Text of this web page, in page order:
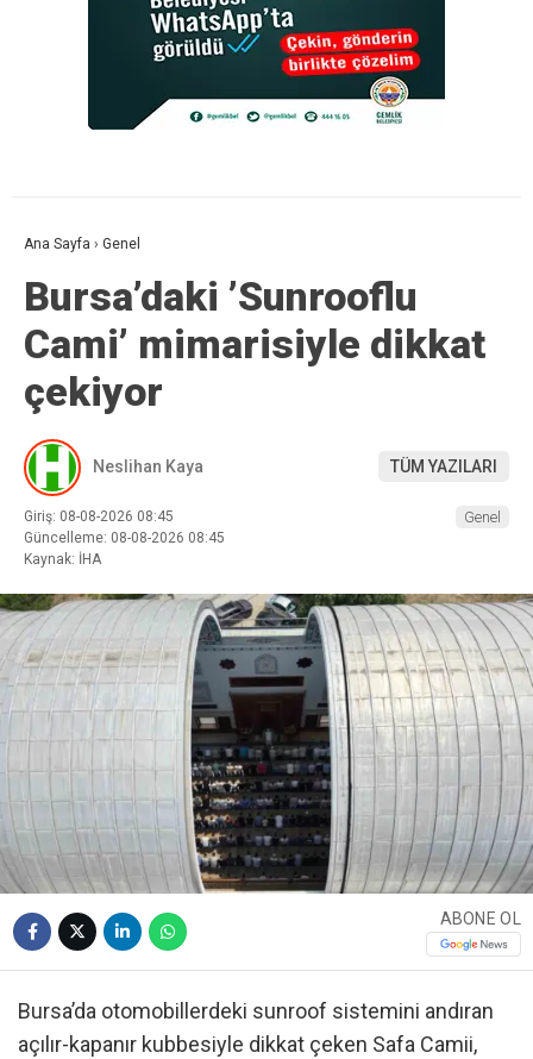
Ana Sayfa › Genel
Bursa’daki ’Sunrooflu
Cami’ mimarisiyle dikkat
çekiyor
Neslihan Kaya TÜM YAZILARI
Giriş: 08-08-2026 08:45
Güncelleme: 08-08-2026 08:45
Kaynak: İHA
Genel
ABONE OL
Bursa’da otomobillerdeki sunroof sistemini andıran
açılır-kapanır kubbesiyle dikkat çeken Safa Camii,